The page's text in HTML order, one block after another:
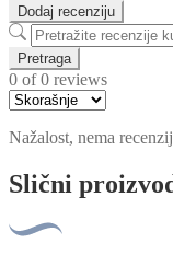
Dodaj recenziju
Pretraga
0 of 0 reviews
Nažalost, nema
Slični